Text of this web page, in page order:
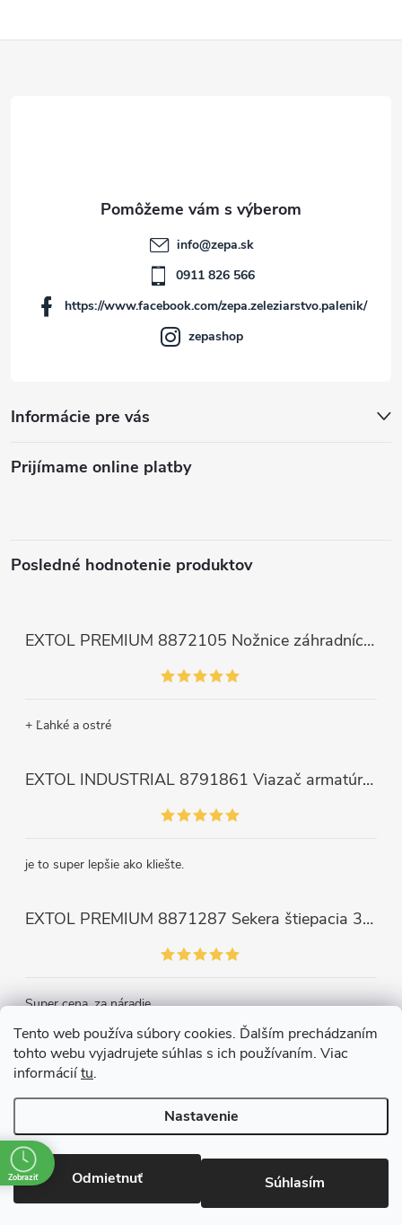
Tento web používa súbory cookies. Ďalším prechádzaním
tohto webu vyjadrujete súhlas s ich používaním. Viac
informáciítu.
Nastavenie
Odmietnuť Súhlasím
Informácie pre vás
info@zepa.sk
0911 826 566
https://www.facebook.com/zepa.zeleziarstvo.palenik/
zepashop
Prijímame online platby
Posledné hodnotenie produktov
EXTOL PREMIUM 8872105 Nožnice záhradnícke dlhé úzke, 200mm, max. prestrih Ø6mm
+ Ľahké a ostré
EXTOL INDUSTRIAL 8791861 Viazač armatúr aku Share20V, bez aku, drôt 0,8mm, oko 8-34mm, bezuhlíkový motor
je to super lepšie ako kliešte.
EXTOL PREMIUM 8871287 Sekera štiepacia 3500g, nylónová násada 910mm
Super cena, za náradie.
Copyright 2026Železiarstvo Páleník, s.r.o.. Všetky práva vyhradené.
Upraviť nastavenie cookies
Zobraziť